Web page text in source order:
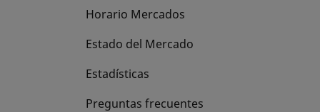
Horario Mercados
Estado del Mercado
Estadísticas
Preguntas frecuentes